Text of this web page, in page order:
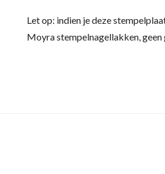
Let op: indien je deze
Moyra stempelnagellakken, geen